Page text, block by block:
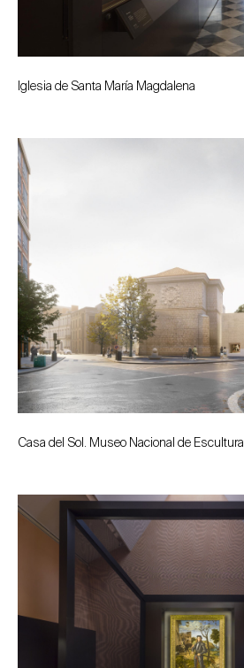
Iglesia de Santa María Magdalena
Casa del Sol. Museo Nacional de Escultura